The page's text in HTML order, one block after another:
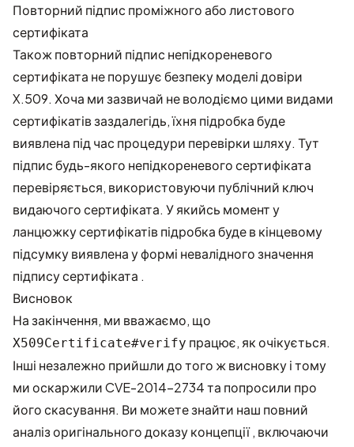
Повторний підпис проміжного або листового
сертифіката
Також повторний підпис непідкореневого
сертифіката не порушує безпеку моделі довіри
X.509. Хоча ми зазвичай не володіємо цими видами
сертифікатів заздалегідь, їхня підробка буде
виявлена під час процедури перевірки шляху. Тут
підпис будь-якого непідкореневого сертифіката
перевіряється, використовуючи публічний ключ
видаючого сертифіката. У якийсь момент у
ланцюжку сертифікатів підробка буде в кінцевому
підсумку виявлена у формі невалідного значення
підпису сертифіката .
Висновок
На закінчення, ми вважаємо, що
X509Certificate#verify працює, як очікується.
Інші незалежно прийшли дотого ж висновкуі тому
ми оскаржили CVE-2014-2734 та попросили про
його скасування. Ви можете знайти наш повний
аналізоригінального доказу концепції, включаючи